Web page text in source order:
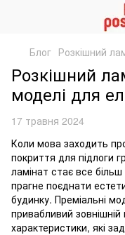
Блог Розкішний
Розкішний
моделі для
17 травня 2024
Коли мова заходить
покриття для підлоги
ламінат стає все
прагне поєднати
будинку. Преміальні
привабливий зовнішній
характеристики, які